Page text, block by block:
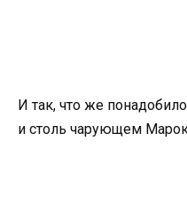
И так, что же
и столь чарующем